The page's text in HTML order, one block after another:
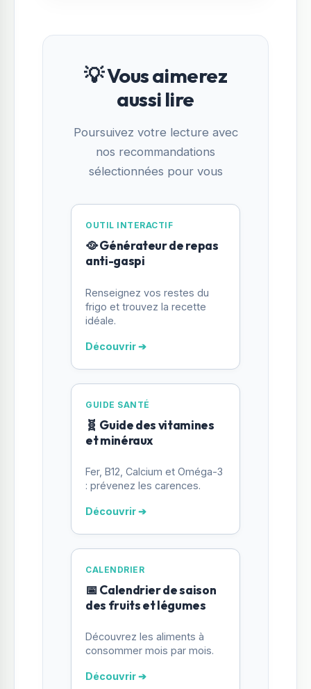
💡 Vous aimerez
aussi lire
Poursuivez votre lecture avec
nos recommandations
sélectionnées pour vous
OUTIL INTERACTIF
🥘 Générateur de repas
anti-gaspi
Renseignez vos restes du
frigo et trouvez la recette
idéale.
Découvrir ➔
GUIDE SANTÉ
🧬 Guide des vitamines
et minéraux
Fer, B12, Calcium et Oméga-3
: prévenez les carences.
Découvrir ➔
CALENDRIER
📅 Calendrier de saison
des fruits et légumes
Découvrez les aliments à
consommer mois par mois.
Découvrir ➔